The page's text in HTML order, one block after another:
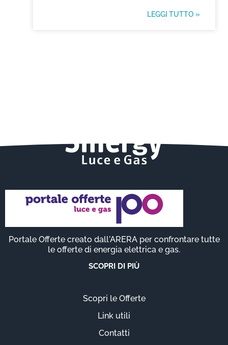
LEGGI TUTTO »
Portale Offerte creato dall'ARERA per confrontare tutte
le offerte di energia elettrica e gas.
SCOPRI DI PIÙ
Scopri le Offerte
Link utili
Contatti